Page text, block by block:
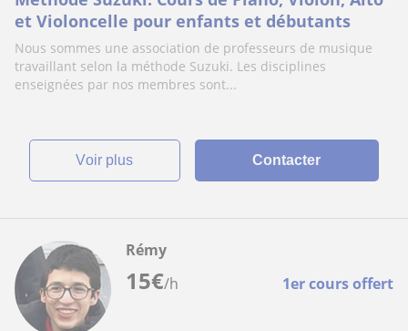
et Violoncelle pour enfants et débutants
Nous sommes une association de professeurs de musique
travaillant selon la méthode Suzuki. Les disciplines
enseignées par nos membres sont...
voir plus Contacter
15€/h 1er cours offert
Rémy